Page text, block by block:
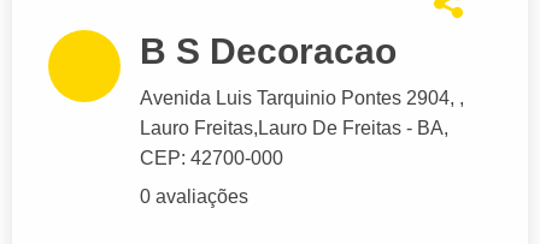
B S Decoracao
Avenida Luis Tarquinio Pontes 2904, ,
Lauro Freitas, Lauro De Freitas - BA,
CEP: 42700-000
0 avaliações